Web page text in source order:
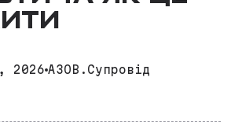
2026 АЗОВ.Супровід